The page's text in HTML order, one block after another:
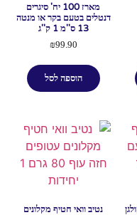
מארז 100 יח' סיגרים
דנטלים בטעם בקר או מנטה
13 ס''מ 1 ק''ג
₪99.90
הוספה לסל
נטיב וואי חטיף מקלונים